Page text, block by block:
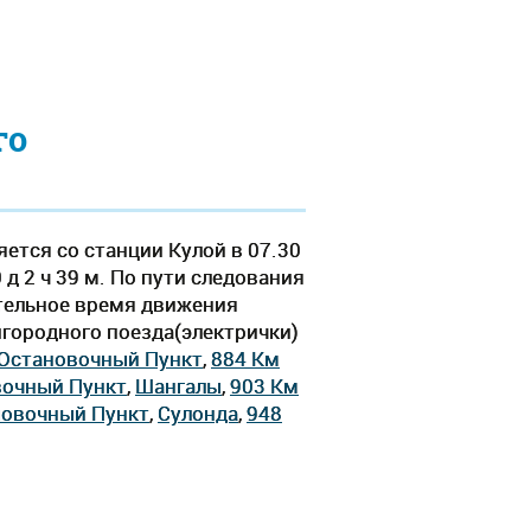
со станции Кулой в 07.30
2 ч 39 м. По пути следования
время движения
поезда(электрички)
Пункт,884 Км
Пункт, Шангалы,903 Км
Пункт, Сулонда,948